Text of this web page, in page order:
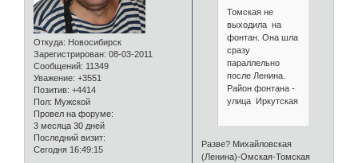
Откуда: Новосибирск
Зарегистрирован: 08-03-2011
Сообщений: 11349
Уважение: +3551
Позитив: +4414
Пол: Мужской
Провел на форуме:
3 месяца 30 дней
Последний визит:
Сегодня 16:49:15
Томская не
выходила на
фонтан. Она шла
сразу
параллельно
после Ленина.
Район фонтана -
улица Иркутская
Разве? Михайловская
(Ленина)-Омская-Томская